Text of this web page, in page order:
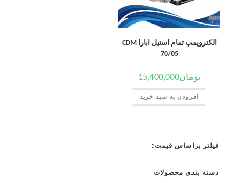
الکتروپمپ تمام استیل ابارا CDM
70/05
تومان15,400,000
افزودن به سبد خرید
فیلتر براساس قیمت:
دسته بندی محصولات